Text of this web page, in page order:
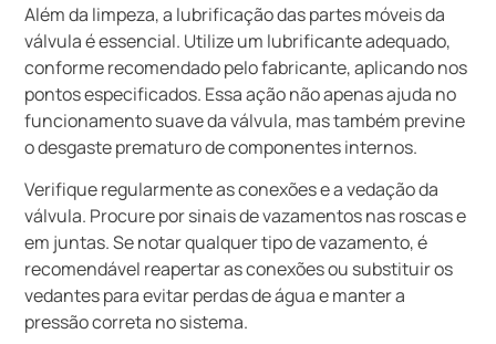
Além da limpeza, a lubrificação das partes móveis da
válvula é essencial. Utilize um lubrificante adequado,
conforme recomendado pelo fabricante, aplicando nos
pontos especificados. Essa ação não apenas ajuda no
funcionamento suave da válvula, mas também previne
o desgaste prematuro de componentes internos.
Verifique regularmente as conexões e a vedação da
válvula. Procure por sinais de vazamentos nas roscas e
em juntas. Se notar qualquer tipo de vazamento, é
recomendável reapertar as conexões ou substituir os
vedantes para evitar perdas de água e manter a
pressão correta no sistema.